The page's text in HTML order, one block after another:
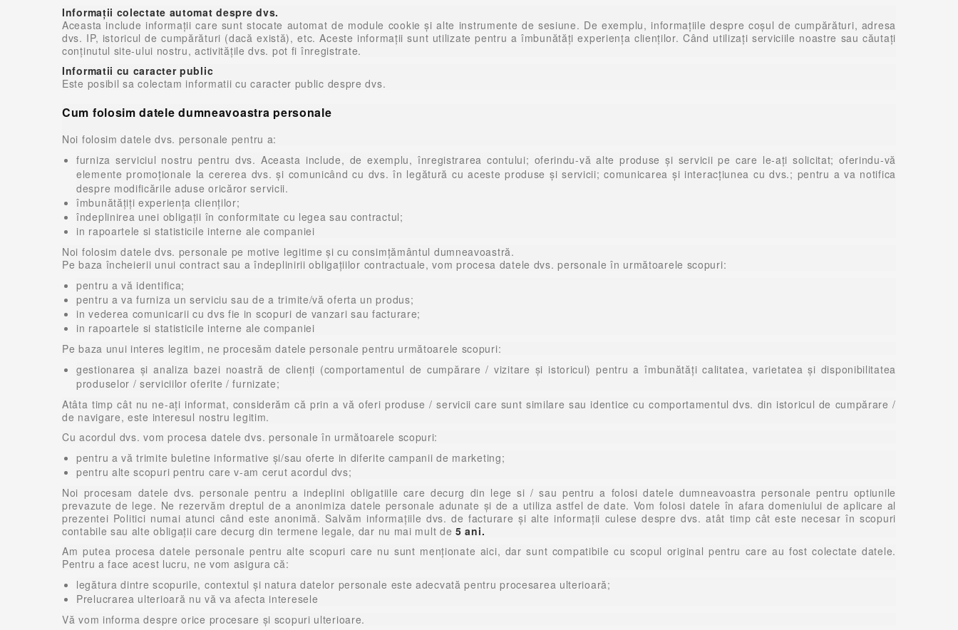
Informaţii colectate automat despre dvs.
Aceasta include informații care sunt stocate automat de module cookie și alte instrumente de sesiune. De exemplu, informațiile despre coșul de cumpărături, adresa
dvs. IP, istoricul de cumpărături (dacă există), etc. Aceste informații sunt utilizate pentru a îmbunătăți experiența clienților. Când utilizați serviciile noastre sau căutați
conținutul site-ului nostru, activitățile dvs. pot fi înregistrate.
Informatii cu caracter public
Este posibil sa colectam informatii cu caracter public despre dvs.
Cum folosim datele dumneavoastra personale
Noi folosim datele dvs. personale pentru a:
furniza serviciul nostru pentru dvs. Aceasta include, de exemplu, înregistrarea contului; oferindu-vă alte produse și servicii pe care le-ați solicitat; oferindu-vă
elemente promoționale la cererea dvs. și comunicând cu dvs. în legătură cu aceste produse și servicii; comunicarea și interacțiunea cu dvs.; pentru a va notifica
despre modificările aduse oricăror servicii.
îmbunătățiți experiența clienților;
îndeplinirea unei obligaţii în conformitate cu legea sau contractul;
in rapoartele si statisticile interne ale companiei
Noi folosim datele dvs. personale pe motive legitime și cu consimțământul dumneavoastră.
Pe baza încheierii unui contract sau a îndeplinirii obligațiilor contractuale, vom procesa datele dvs. personale în următoarele scopuri:
pentru a vă identifica;
pentru a va furniza un serviciu sau de a trimite/vă oferta un produs;
in vederea comunicarii cu dvs fie in scopuri de vanzari sau facturare;
in rapoartele si statisticile interne ale companiei
Pe baza unui interes legitim, ne procesăm datele personale pentru următoarele scopuri:
gestionarea și analiza bazei noastră de clienți (comportamentul de cumpărare / vizitare și istoricul) pentru a îmbunătăți calitatea, varietatea și disponibilitatea
produselor / serviciilor oferite / furnizate;
Atâta timp cât nu ne-ați informat, considerăm că prin a vă oferi produse / servicii care sunt similare sau identice cu comportamentul dvs. din istoricul de cumpărare /
de navigare, este interesul nostru legitim.
Cu acordul dvs. vom procesa datele dvs. personale în următoarele scopuri:
pentru a vă trimite buletine informative și/sau oferte in diferite campanii de marketing;
pentru alte scopuri pentru care v-am cerut acordul dvs;
Noi procesam datele dvs. personale pentru a indeplini obligatiile care decurg din lege si / sau pentru a folosi datele dumneavoastra personale pentru optiunile
prevazute de lege. Ne rezervăm dreptul de a anonimiza datele personale adunate și de a utiliza astfel de date. Vom folosi datele în afara domeniului de aplicare al
prezentei Politici numai atunci când este anonimă. Salvăm informațiile dvs. de facturare și alte informații culese despre dvs. atât timp cât este necesar în scopuri
contabile sau alte obligații care decurg din termene legale, dar nu mai mult de 5 ani.
Am putea procesa datele personale pentru alte scopuri care nu sunt menționate aici, dar sunt compatibile cu scopul original pentru care au fost colectate datele.
Pentru a face acest lucru, ne vom asigura că:
legătura dintre scopurile, contextul și natura datelor personale este adecvată pentru procesarea ulterioară;
Prelucrarea ulterioară nu vă va afecta interesele
Vă vom informa despre orice procesare și scopuri ulterioare.